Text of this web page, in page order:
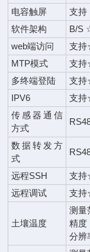
电容触屏
支持
软件架构
B/S
web端访问
支
MTP模式
支
多终端登陆
支
IPV6
支
传感器通信
方式
数据转发方
式
远程SSH
支
远程调试
支
土壤温度
测量
精度
分辨